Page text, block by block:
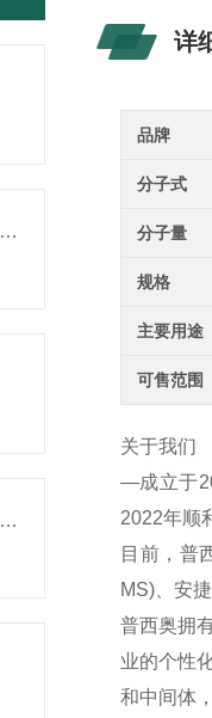
标准物质的选择原则与不同领域应用匹配性分析
解析浊度标准比色液的浓度梯度与配比
详
品牌
分子式
分子量
规格
主要用途
可售范围
关于我们
—成立于
2022年顺
目前，普
MS)、安
普西奥拥
业的个性
和中间体